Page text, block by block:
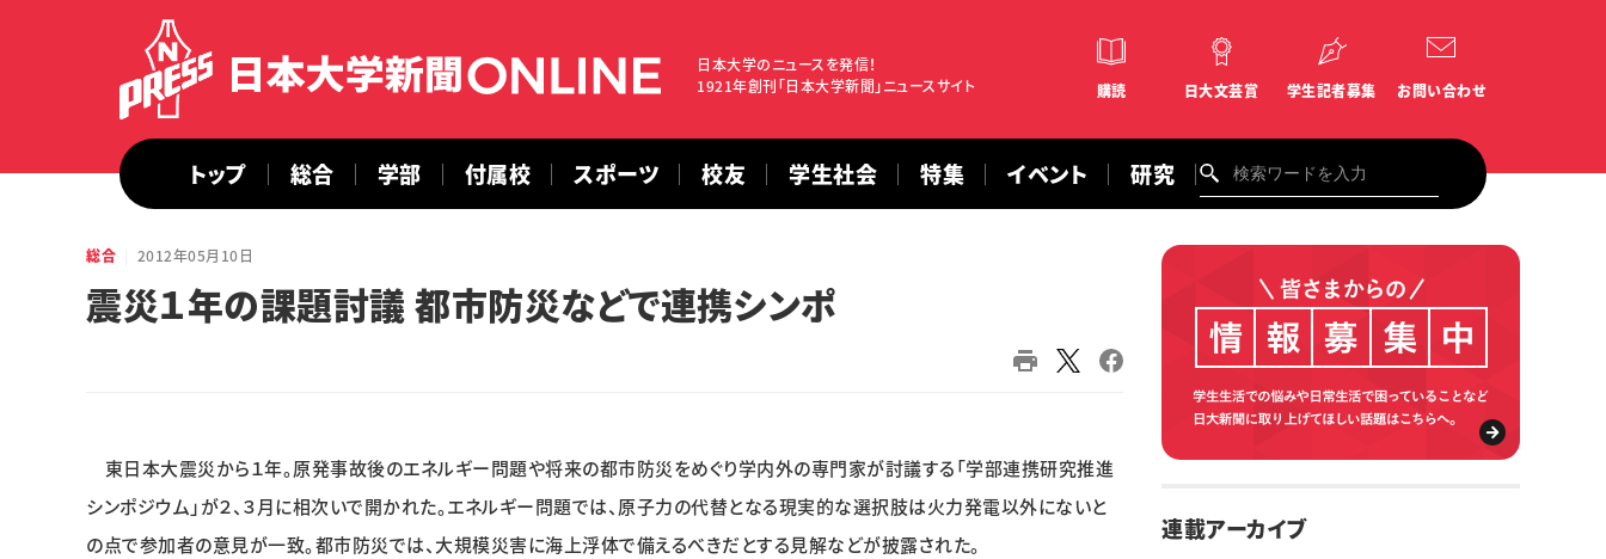
日本大学のニュースを発信！
1921年創刊「日本大学新聞」ニュースサイト
購読 日大文芸賞 学生記者募集 お問い合わせ
トップ 総合 学部 付属校 スポーツ 校友 学生社会 特集 イベント 研究
総合 2012年05月10日
震災１年の課題討議 都市防災などで連携シンポ
東日本大震災から１年。原発事故後のエネルギー問題や将来の都市防災をめぐり学内外の専門家が討議する「学部連携研究推進
シンポジウム」が２、３月に相次いで開かれた。エネルギー問題では、原子力の代替となる現実的な選択肢は火力発電以外にないと
の点で参加者の意見が一致。都市防災では、大規模災害に海上浮体で備えるべきだとする見解などが披露された。
連載アーカイブ